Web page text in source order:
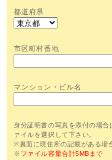
都道府県
市区町村番地
マンション・ビル名
身分証明書の写真を添付の場
ァイルを選択して下さい。
※裏面に現住所の記載がある場
※ ファイル容量合計5MBまで